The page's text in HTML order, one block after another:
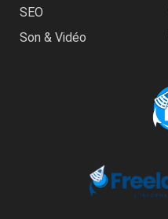
SEO
Son & Vidéo